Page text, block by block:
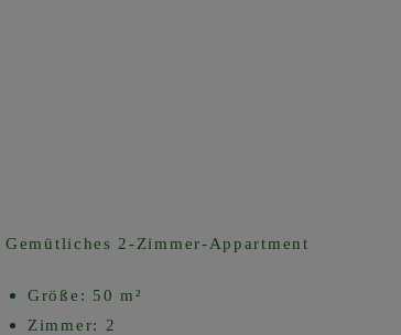
Gemütliches 2-Zimmer-Appartment
Größe: 50 m²
Zimmer: 2